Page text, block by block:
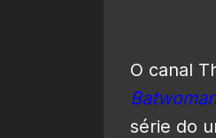
O canal
série do